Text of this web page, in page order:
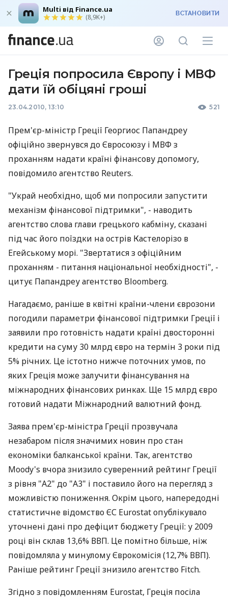
Multi від Finance.ua
(8,9K+) ВСТАНОВИТИ
Греція попросила Європу і МВФ
дати їй обіцяні гроші
23.04.2010, 13:10 521
Прем'єр-міністр Греції Георгиос Папандреу
офіційно звернувся до Євросоюзу і МВФ з
проханням надати країні фінансову допомогу,
повідомило агентство Reuters.
"Украй необхідно, щоб ми попросили запустити
механізм фінансової підтримки", - наводить
агентство слова глави грецького кабміну, сказані
під час його поїздки на острів Кастелорізо в
Егейському морі. "Звертатися з офіційним
проханням - питання національної необхідності", -
цитує Папандреу агентство Bloomberg.
Нагадаємо, раніше в квітні країни-члени єврозони
погодили параметри фінансової підтримки Греції і
заявили про готовність надати країні двосторонні
кредити на суму 30 млрд євро на термін 3 роки під
5% річних. Це істотно нижче поточних умов, по
яких Греція може залучити фінансування на
міжнародних фінансових ринках. Ще 15 млрд євро
готовий надати Міжнародний валютний фонд.
Заява прем'єр-міністра Греції прозвучала
незабаром після значимих новин про стан
економіки балканської країни. Так, агентство
Moody's вчора знизило суверенний рейтинг Греції
з рівня "А2" до "А3" і поставило його на перегляд з
можливістю пониження. Окрім цього, напередодні
статистичне відомство ЄС Eurostat опублікувало
уточнені дані про дефіцит бюджету Греції: у 2009
році він склав 13,6% ВВП. Це помітно більше, ніж
повідомляла у минулому Єврокомісія (12,7% ВВП).
Раніше рейтинг Греції знизило агентство Fitch.
Згідно з повідомленням Eurostat, Греція посіла